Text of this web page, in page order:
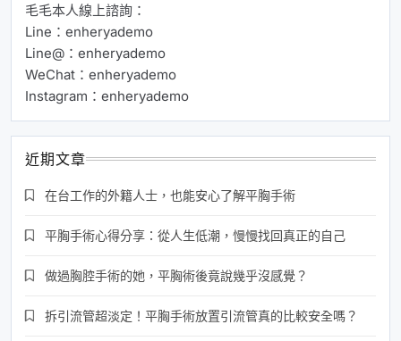
毛毛本人線上諮詢：
Line：enheryademo
Line@：enheryademo
WeChat：enheryademo
Instagram：enheryademo
近期文章
在台工作的外籍人士，也能安心了解平胸手術
平胸手術心得分享：從人生低潮，慢慢找回真正的自己
做過胸腔手術的她，平胸術後竟說幾乎沒感覺？
拆引流管超淡定！平胸手術放置引流管真的比較安全嗎？